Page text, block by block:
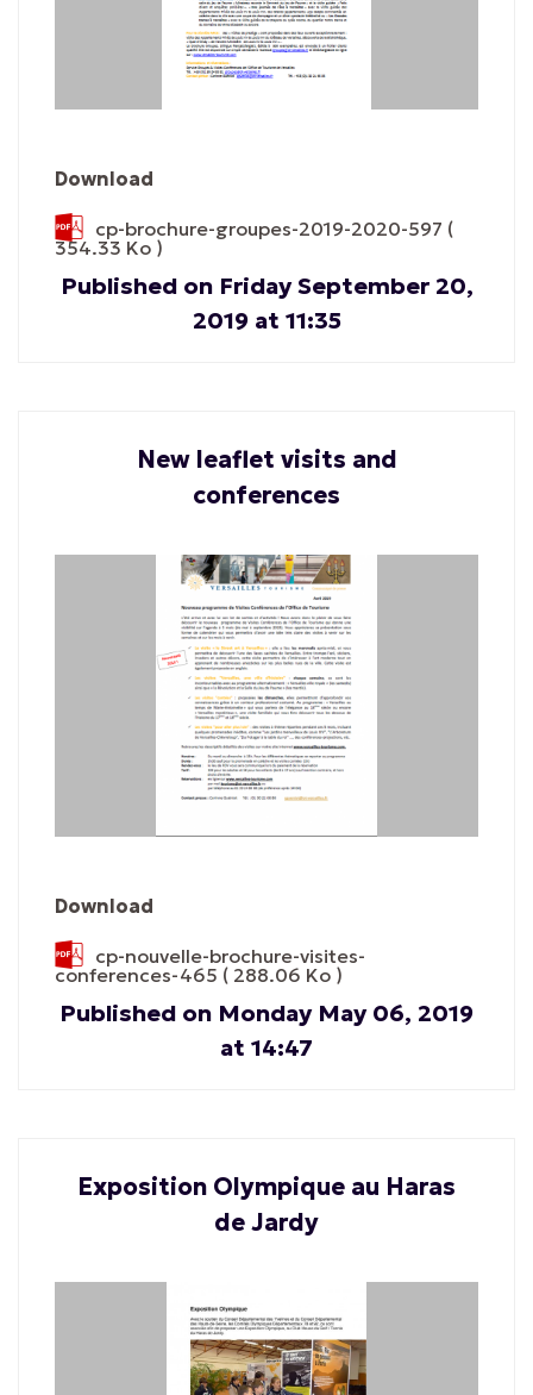
Download
cp-brochure-groupes-2019-2020-597 (
354.33 Ko )
Published on Friday September 20,
2019 at 11:35
New leaflet visits and
conferences
Download
cp-nouvelle-brochure-visites-
conferences-465 ( 288.06 Ko )
Published on Monday May 06, 2019
at 14:47
Exposition Olympique au Haras
de Jardy